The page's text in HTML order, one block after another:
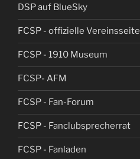
DSP auf BlueSky
FCSP - offizielle Vereinsseite
FCSP - 1910 Museum
FCSP- AFM
FCSP - Fan-Forum
FCSP - Fanclubsprecherrat
FCSP - Fanladen